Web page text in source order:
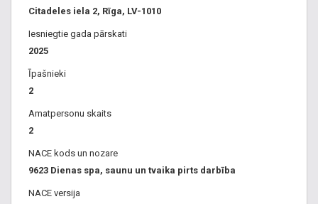
Citadeles iela 2, Rīga, LV-1010
Iesniegtie gada pārskati
2025
Īpašnieki
2
Amatpersonu skaits
2
NACE kods un nozare
9623 Dienas spa, saunu un tvaika pirts darbība
NACE versija